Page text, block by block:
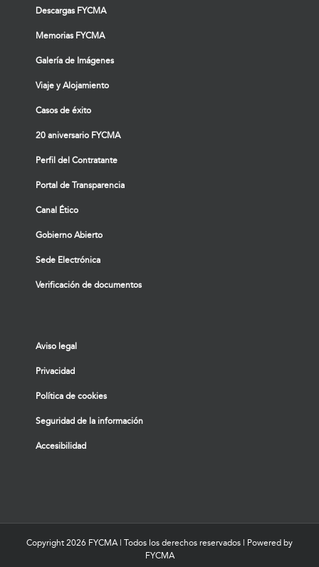
Descargas FYCMA
Memorias FYCMA
Galería de Imágenes
Viaje y Alojamiento
Casos de éxito
20 aniversario FYCMA
Perfil del Contratante
Portal de Transparencia
Canal Ético
Gobierno Abierto
Sede Electrónica
Verificación de documentos
Aviso legal
Privacidad
Política de cookies
Seguridad de la información
Accesibilidad
Copyright 2026 FYCMA | Todos los derechos reservados | Powered by
FYCMA